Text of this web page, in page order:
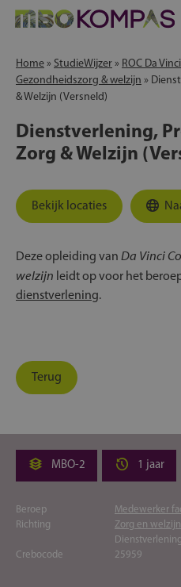
Home » StudieWijzer » ROC Da
Gezondheidszorg & welzijn »
& Welzijn (Versneld)
Dienstverlening,
Zorg & Welzijn
Bekijk locaties
Deze opleiding van Da Vinci
welzijn leidt op voor het
dienstverlening.
Terug
MBO-2 1 jaar
Beroep
Medewerker
Richting
Zorg en welzijn
Dienstverlening
Crebocode
25959